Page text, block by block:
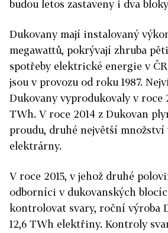
budou letos zastaveny i dva
Dukovany mají instalovaný
megawattů, pokrývají zhruba
spotřeby elektrické energie v
jsou v provozu od roku 1987.
Dukovany vyprodukovaly v roce
TWh. V roce 2014 z Dukovan
proudu, druhé největší množství
elektrárny.
V roce 2015, v jehož druhé
odborníci v dukovanských
kontrolovat svary, roční výroba
12,6 TWh elektřiny. Kontroly